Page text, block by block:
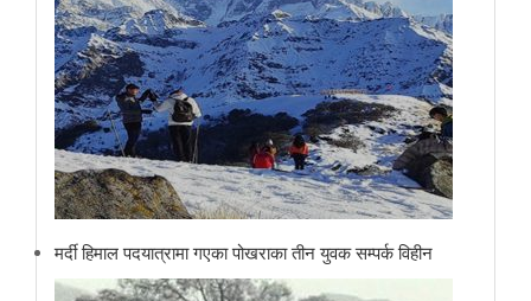
मर्दी हिमाल पदयात्रामा गएका पोखराका तीन युवक सम्पर्क विहीन